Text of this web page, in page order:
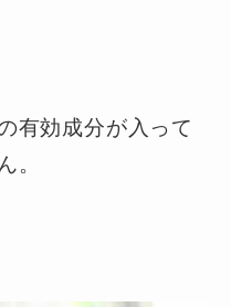
有効成分が入って
。